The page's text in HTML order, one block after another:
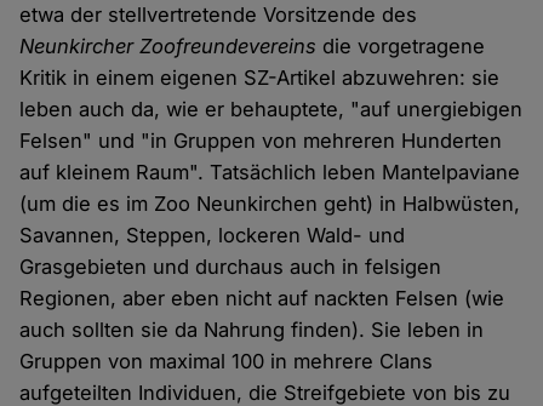
etwa der stellvertretende Vorsitzende des
Neunkircher Zoofreundevereins die vorgetragene
Kritik in einem eigenen SZ-Artikel abzuwehren: sie
leben auch da, wie er behauptete, "auf unergiebigen
Felsen" und "in Gruppen von mehreren Hunderten
auf kleinem Raum". Tatsächlich leben Mantelpaviane
(um die es im Zoo Neunkirchen geht) in Halbwüsten,
Savannen, Steppen, lockeren Wald- und
Grasgebieten und durchaus auch in felsigen
Regionen, aber eben nicht auf nackten Felsen (wie
auch sollten sie da Nahrung finden). Sie leben in
Gruppen von maximal 100 in mehrere Clans
aufgeteilten Individuen, die Streifgebiete von bis zu